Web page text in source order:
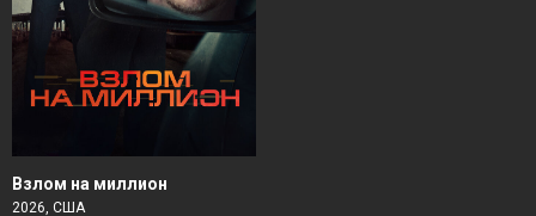
Взлом на миллион
2026, США